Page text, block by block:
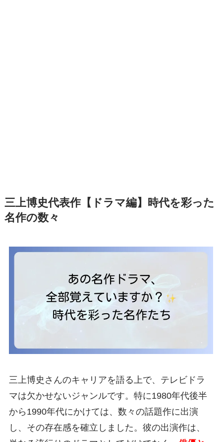
三上博史代表作【ドラマ編】時代を彩った
名作の数々
三上博史さんのキャリアを語る上で、テレビドラ
マは欠かせないジャンルです。特に1980年代後半
から1990年代にかけては、数々の話題作に出演
し、その存在感を確立しました。彼の出演作は、